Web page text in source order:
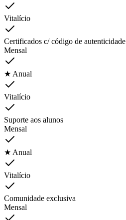
Vitalício
Certificados c/ código de autenticidade
Mensal
★ Anual
Vitalício
Suporte aos alunos
Mensal
★ Anual
Vitalício
Comunidade exclusiva
Mensal